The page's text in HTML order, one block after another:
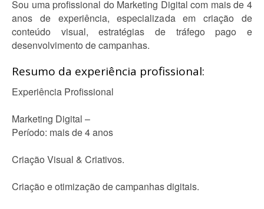
Sou uma profissional do Marketing Digital com mais de 4
anos de experiência, especializada em criação de
conteúdo visual, estratégias de tráfego pago e
desenvolvimento de campanhas.
Resumo da experiência profissional:
Experiência Profissional
Marketing Digital –
Período: mais de 4 anos
Criação Visual & Criativos.
Criação e otimização de campanhas digitais.